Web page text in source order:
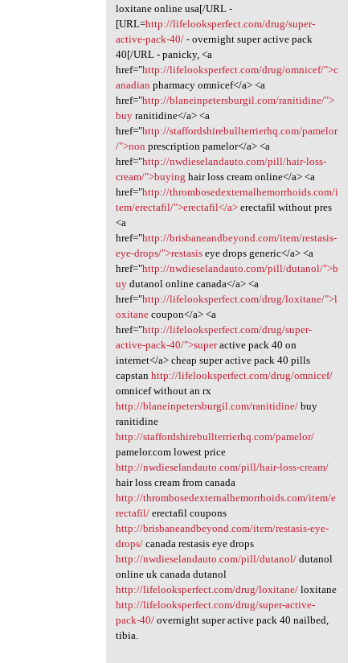
loxitane online usa[/URL -
[URL=http://lifelooksperfect.com/drug/super-
active-pack-40/- overnight super active pack
40[/URL - panicky, <a
href="http://lifelooksperfect.com/drug/omnicef/">c
anadian pharmacy omnicef</a> <a
href="http://blaneinpetersburgil.com/ranitidine/">
buyranitidine</a> <a
href="http://staffordshirebullterrierhq.com/pamelor
/">non prescription pamelor</a> <a
href="http://nwdieselandauto.com/pill/hair-loss-
cream/">buying hair loss cream online</a> <a
href="http://thrombosedexternalhemorrhoids.com/i
tem/erectafil/">erectafil</a>erectafil without pres
<a
href="http://brisbaneandbeyond.com/item/restasis-
eye-drops/">restasiseye drops generic</a> <a
href="http://nwdieselandauto.com/pill/dutanol/">b
uydutanol online canada</a> <a
href="http://lifelooksperfect.com/drug/loxitane/">l
oxitanecoupon</a> <a
href="http://lifelooksperfect.com/drug/super-
active-pack-40/">superactive pack 40 on
internet</a> cheap super active pack 40 pills
capstan http://lifelooksperfect.com/drug/omnicef/
omnicef without an rx
http://blaneinpetersburgil.com/ranitidine/buy
ranitidine
http://staffordshirebullterrierhq.com/pamelor/
pamelor.com lowest price
http://nwdieselandauto.com/pill/hair-loss-cream/
hair loss cream from canada
http://thrombosedexternalhemorrhoids.com/item/e
rectafil/erectafil coupons
http://brisbaneandbeyond.com/item/restasis-eye-
drops/canada restasis eye drops
http://nwdieselandauto.com/pill/dutanol/dutanol
online uk canada dutanol
http://lifelooksperfect.com/drug/loxitane/loxitane
http://lifelooksperfect.com/drug/super-active-
pack-40/overnight super active pack 40 nailbed,
tibia.